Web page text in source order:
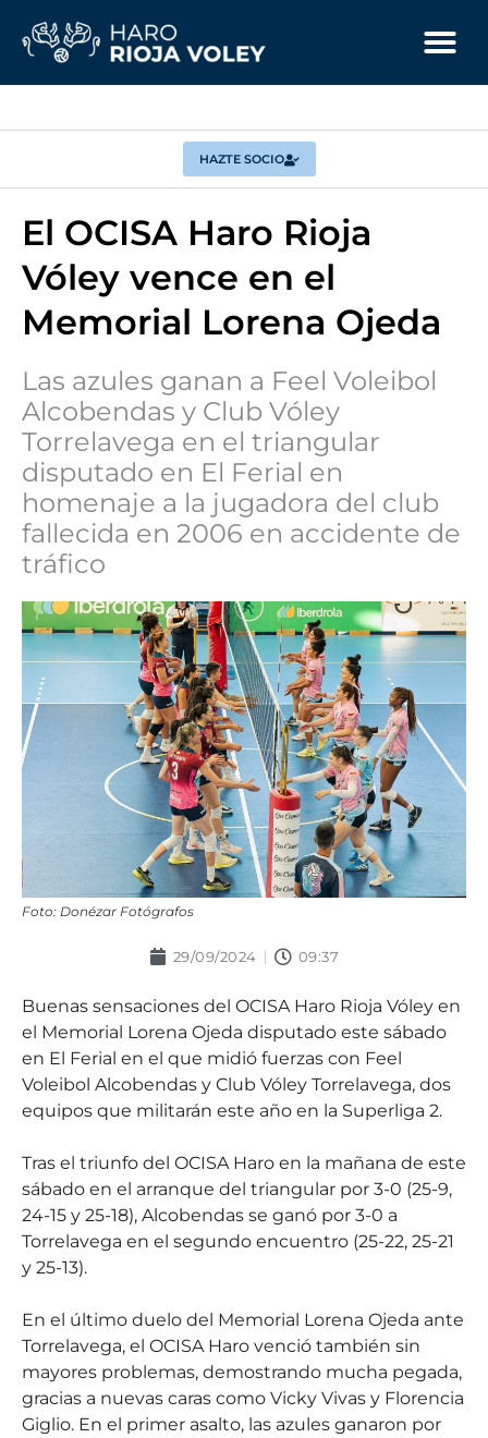
HAZTE SOCIO
El OCISA Haro Rioja
Vóley vence en el
Memorial Lorena Ojeda
Las azules ganan a Feel Voleibol
Alcobendas y Club Vóley
Torrelavega en el triangular
disputado en El Ferial en
homenaje a la jugadora del club
fallecida en 2006 en accidente de
tráfico
Foto: Donézar Fotógrafos
29/09/2024 09:37
Buenas sensaciones del OCISA Haro Rioja Vóley en
el Memorial Lorena Ojeda disputado este sábado
en El Ferial en el que midió fuerzas con Feel
Voleibol Alcobendas y Club Vóley Torrelavega, dos
equipos que militarán este año en la Superliga 2.
Tras el triunfo del OCISA Haro en la mañana de este
sábado en el arranque del triangular por 3-0 (25-9,
24-15 y 25-18), Alcobendas se ganó por 3-0 a
Torrelavega en el segundo encuentro (25-22, 25-21
y 25-13).
En el último duelo del Memorial Lorena Ojeda ante
Torrelavega, el OCISA Haro venció también sin
mayores problemas, demostrando mucha pegada,
gracias a nuevas caras como Vicky Vivas y Florencia
Giglio. En el primer asalto, las azules ganaron por